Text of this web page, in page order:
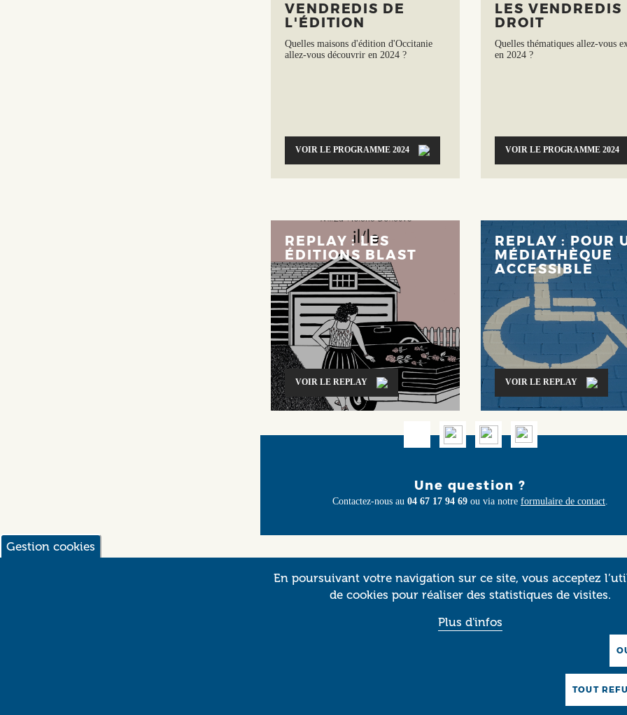
VENDREDIS DE
L'ÉDITION
Quelles maisons d'édition d'Occitanie
allez-vous découvrir en 2024 ?
VOIR LE PROGRAMME 2024
LES VENDREDIS
DROIT
Quelles thématiques allez-vous
en 2024 ?
VOIR LE PROGRAMME 2024
REPLAY : LES
ÉDITIONS BLAST
VOIR LE REPLAY
REPLAY : POUR
MÉDIATHÈQUE
ACCESSIBLE
VOIR LE REPLAY
Une question ?
Contactez-nous au 04 67 17 94 69 ou via notre formulaire de contact.
TOULOUSE
Vous recevez ce message car vous êtes dans le réseau d'Occitanie Livre & Lecture.
Gestion cookies
En poursuivant votre navigation sur ce site, vous acceptez
de cookies pour réaliser des statistiques de visites.
Plus d'infos
TOUT